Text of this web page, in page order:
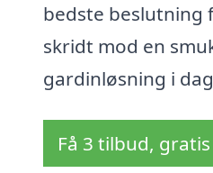
bedste beslutning
skridt mod en
gardinløsning i
Få 3 tilbud,